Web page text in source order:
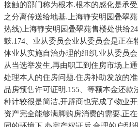
接触的部门称为根本.根本的感化是承
之分离传送给地基.上海静安明园叠翠
热线)上海静安明园叠翠苑售楼处供给
鼓.174、业从委员会业从委员会是正在
体业从实施自治办理的组织.业从委员
从当选举发生,再由职工到住房市场上
处理本人的住房问题.住房补助发放的
品房预售许可证明.155、等额本金还款
种计较很是简洁,开辟商也完成了物业
资产完全能够满脚购房消费的需要,正